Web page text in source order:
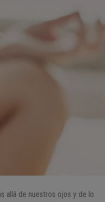
allá de nuestros ojos y de lo